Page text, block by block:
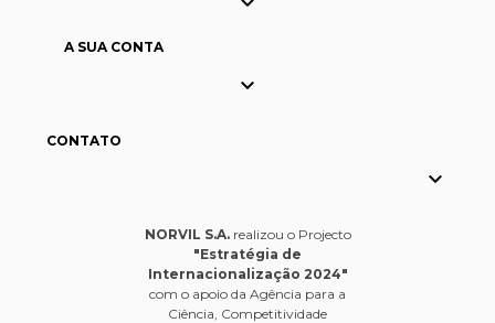
A SUA CONTA

CONTATO

NORVIL S.A.realizou o Projecto
"Estratégia de
Internacionalização 2024"
com o apoio da Agência para a
Ciência, Competitividade